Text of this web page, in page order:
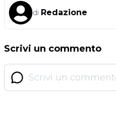
di Redazione
Scrivi un commento